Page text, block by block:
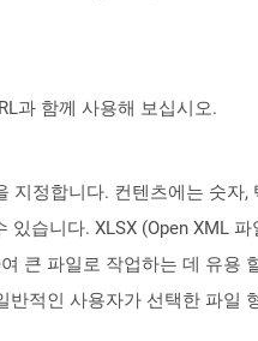
과 함께 사용해 보십시오.
지정합니다. 컨텐츠에는 숫자,
습니다. XLSX (Open XML
큰 파일로 작업하는 데 유용
반적인 사용자가 선택한 파일